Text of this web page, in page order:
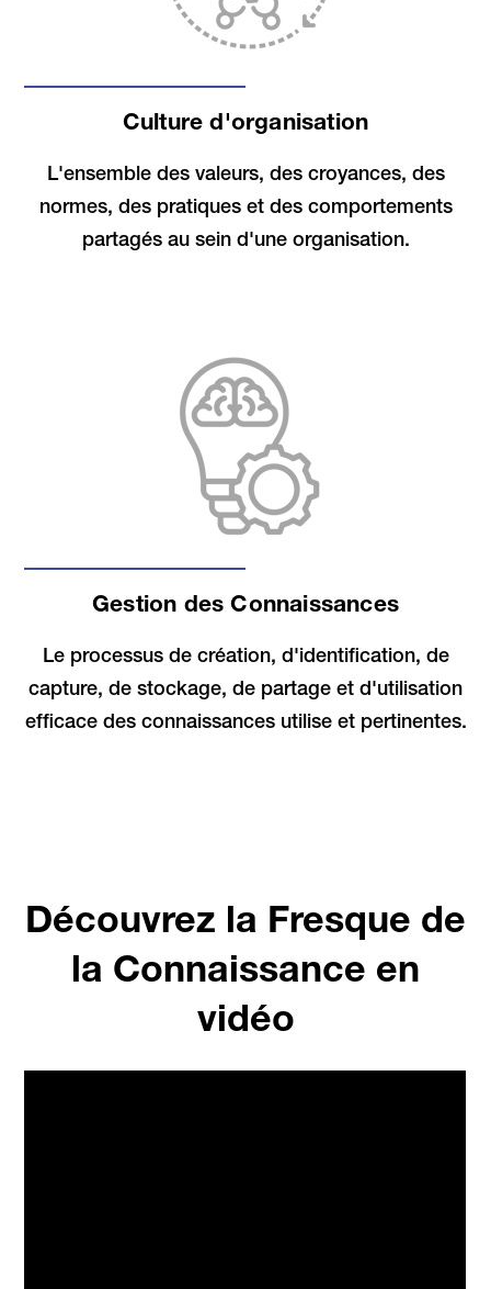
Culture d'organisation
L'ensemble des valeurs, des croyances, des
normes, des pratiques et des comportements
partagés au sein d'une organisation.
Gestion des Connaissances
Le processus de création, d'identification, de
capture, de stockage, de partage et d'utilisation
efficace des connaissances utilise et pertinentes.
Découvrez la Fresque de
la Connaissance en
vidéo